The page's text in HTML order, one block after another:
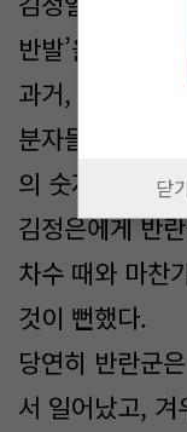
반발’을 몰랐다
과거, 김일 차수
분자들... 그들
의 숫자와 요직
김정은에게 반
차수 때와 마찬
것이 뻔했다.
당연히 반란군
서 일어났고,
닫기